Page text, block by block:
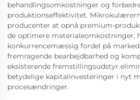
behandlingsomkostninger og
produktionseffektivitet.
producenter at opnå premium-
de optimere materialeomkostninger,
konkurrencemæssig fordel på
fremragende bearbejdbarhed og
eksisterende fremstillingsudstyr
betydelige kapitalinvesteringer i nyt
procesændringer.